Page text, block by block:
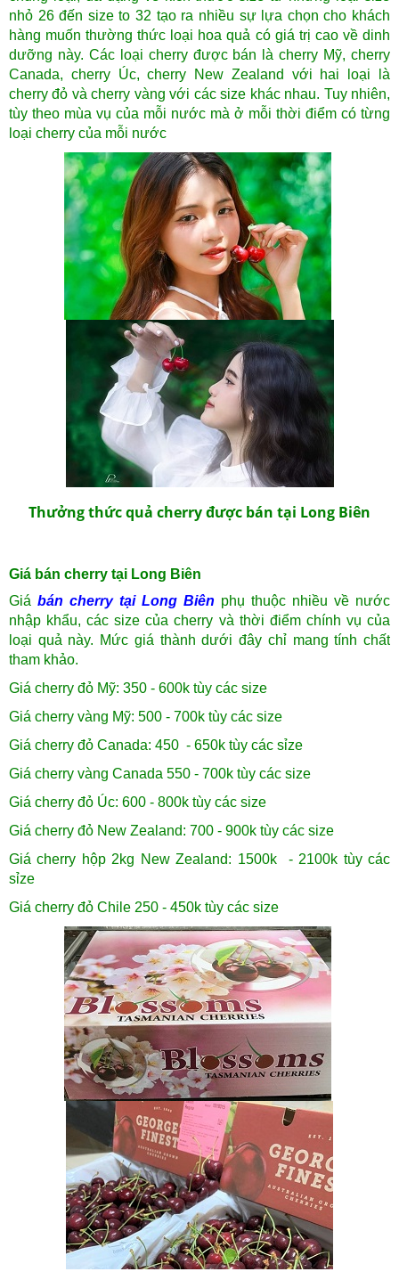
nhỏ 26 đến size to 32 tạo ra nhiều sự lựa chọn cho khách
hàng muốn thường thức loại hoa quả có giá trị cao về dinh
dưỡng này. Các loại cherry được bán là cherry Mỹ, cherry
Canada, cherry Úc, cherry New Zealand với hai loại là
cherry đỏ và cherry vàng với các size khác nhau. Tuy nhiên,
tùy theo mùa vụ của mỗi nước mà ở mỗi thời điểm có từng
loại cherry của mỗi nước
Thưởng thức quả cherry được bán tại Long Biên
Giá bán cherry tại Long Biên
Giá bán cherry tại Long Biên phụ thuộc nhiều về nước
nhập khẩu, các size của cherry và thời điểm chính vụ của
loại quả này. Mức giá thành dưới đây chỉ mang tính chất
tham khảo.
Giá cherry đỏ Mỹ: 350 - 600k tùy các size
Giá cherry vàng Mỹ: 500 - 700k tùy các size
Giá cherry đỏ Canada: 450 - 650k tùy các sỉze
Giá cherry vàng Canada 550 - 700k tùy các size
Giá cherry đỏ Úc: 600 - 800k tùy các size
Giá cherry đỏ New Zealand: 700 - 900k tùy các size
Giá cherry hộp 2kg New Zealand: 1500k - 2100k tùy các
sỉze
Giá cherry đỏ Chile 250 - 450k tùy các size